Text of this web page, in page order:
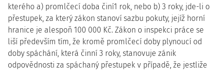
kterého a) promlčecí doba činí1 rok, nebo b) 3 roky, jde-li o
přestupek, za který zákon stanoví sazbu pokuty, jejíž horní
hranice je alespoň 100 000 Kč. Zákon o inspekci práce se
liší především tím, že kromě promlčecí doby plynoucí od
doby spáchání, která činní 3 roky, stanovuje zánik
odpovědnosti za spáchaný přestupek v případě, že jestliže